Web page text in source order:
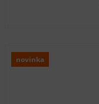
novinka